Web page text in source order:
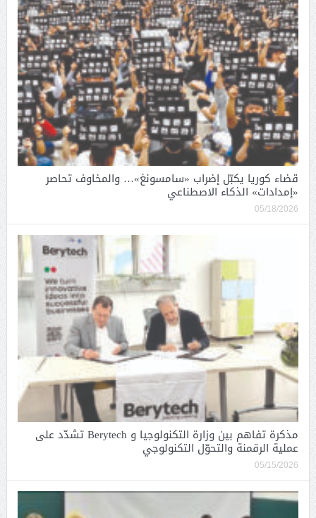
قضاء كوريا يكبّل إضراب «سامسونغ»… والمخاوف تحاصر
«إمدادات» الذكاء الاصطناعي
05/18/2026
مذكرة تفاهم بين وزارة التكنولوجيا و Berytech تشدّد على
عملية الرقمنة والتحوّل التكنولوجي
05/15/2026